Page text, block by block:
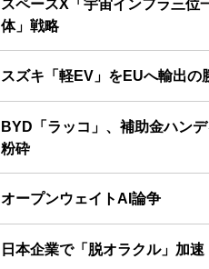
スペースX「宇宙インフラ三位
体」戦略
スズキ「軽EV」をEUへ輸出の
BYD「ラッコ」、補助金ハン
粉砕
オープンウェイトAI論争
日本企業で「脱オラクル」加速